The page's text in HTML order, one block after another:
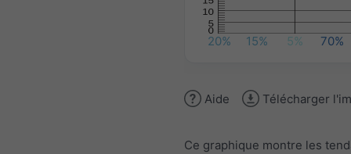
20% 15% 5% 70%
Aide Télécharger
Ce graphique montre les